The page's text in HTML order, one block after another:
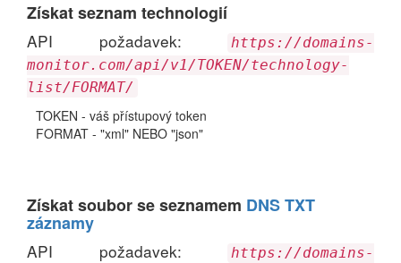
Získat seznam technologií
API požadavek:
https://domains-
monitor.com/api/v1/TOKEN/technology-
list/FORMAT/
TOKEN - váš přístupový token
FORMAT - "xml" NEBO "json"
Získat soubor se seznamem DNS TXT
záznamy
API požadavek:
https://domains-